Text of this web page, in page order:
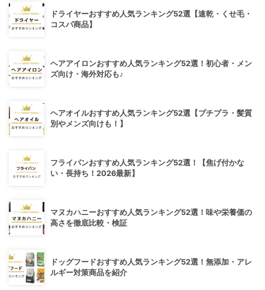
ドライヤーおすすめ人気ランキング52選【速乾・くせ毛・
コスパ商品】
ヘアアイロンおすすめ人気ランキング52選！初心者・メン
ズ向け・海外対応も♪
ヘアオイルおすすめ人気ランキング52選【プチプラ・髪質
別やメンズ向けも！】
フライパンおすすめ人気ランキング52選！【焦げ付かな
い・長持ち！2026最新】
マヌカハニーおすすめ人気ランキング52選！味や栄養価の
高さを徹底比較・検証
ドッグフードおすすめ人気ランキング52選！無添加・アレ
ルギー対策商品を紹介